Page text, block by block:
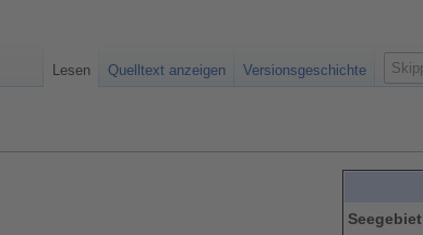
Seegebiet
Lesen Quelltext anzeigen Versionsgeschichte
S
u
e